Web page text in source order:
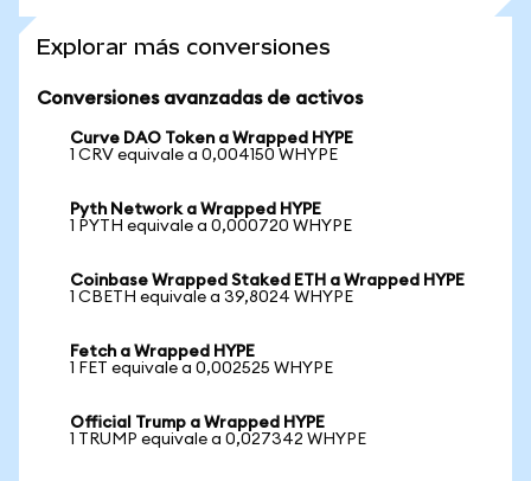
Explorar más conversiones
Conversiones avanzadas de activos
Curve DAO Token a Wrapped HYPE
1 CRV equivale a 0,004150 WHYPE
Pyth Network a Wrapped HYPE
1 PYTH equivale a 0,000720 WHYPE
Coinbase Wrapped Staked ETH a Wrapped HYPE
1 CBETH equivale a 39,8024 WHYPE
Fetch a Wrapped HYPE
1 FET equivale a 0,002525 WHYPE
Official Trump a Wrapped HYPE
1 TRUMP equivale a 0,027342 WHYPE